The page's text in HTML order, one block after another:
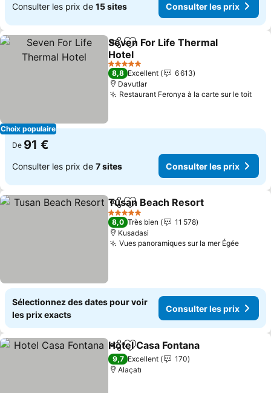
Consulter les prix de 15 sites Consulter les prix
Choix populaire
PartagerAjouter à mes favoris
Seven For Life Thermal
Hotel
5 Étoiles
8,8 Excellent
6 613
Davutlar
Restaurant Feronya à la carte sur le toit
De 91 €
Consulter les prix de 7 sites Consulter les prix
PartagerAjouter à mes favoris
Tusan Beach Resort
5 Étoiles
8,0 Très bien
11 578
Kusadasi
Vues panoramiques sur la mer Égée
Sélectionnez des dates pour voir
les prix exacts
Consulter les prix
PartagerAjouter à mes favoris
Hotel Casa Fontana
9,7 Excellent
170
Alaçatı